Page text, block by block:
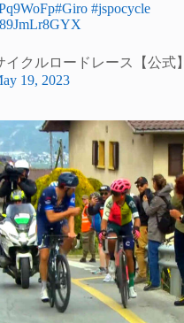
#Giro #jspocycle
イクルロードレース【公式】
19, 2023